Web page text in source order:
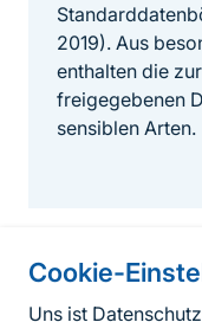
Cookie-
Uns ist
2019). Aus
enthalten die
freigegebenen
sensiblen Arten.
Informationen